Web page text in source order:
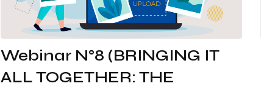
Webinar N°8 (BRINGING IT
ALL TOGETHER: THE